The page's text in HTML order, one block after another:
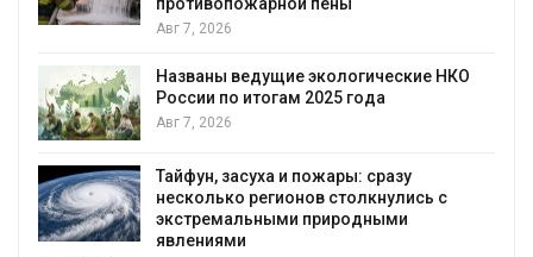
Авг 7, 2026
Названы ведущие экологические НКО
России по итогам 2025 года
Авг 7, 2026
Тайфун, засуха и пожары: сразу
несколько регионов столкнулись с
экстремальными природными
явлениями